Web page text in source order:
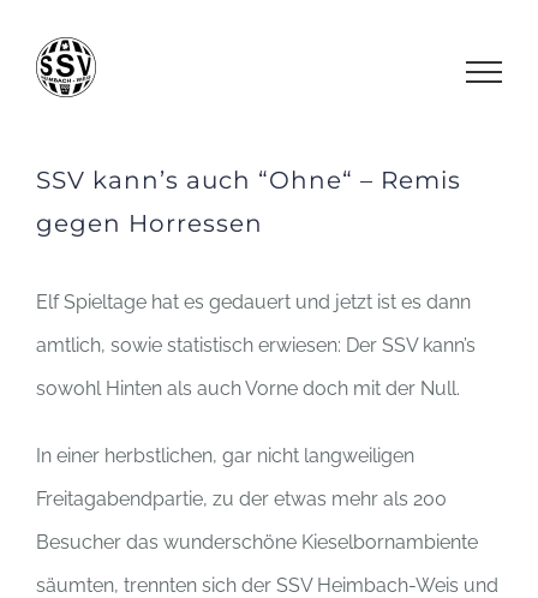
Inhalt
SSV kann’s auch “Ohne“ – Remis
gegen Horressen
Elf Spieltage hat es gedauert und jetzt ist es dann
amtlich, sowie statistisch erwiesen: Der SSV kann’s
sowohl Hinten als auch Vorne doch mit der Null.
In einer herbstlichen, gar nicht langweiligen
Freitagabendpartie, zu der etwas mehr als 200
Besucher das wunderschöne Kieselbornambiente
säumten, trennten sich der SSV Heimbach-Weis und